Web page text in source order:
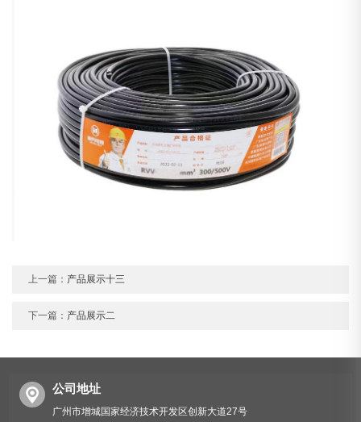
上一篇： 产品展示十三
下一篇： 产品展示二
公司地址
广州市增城国家经济技术开发区创新大道27号